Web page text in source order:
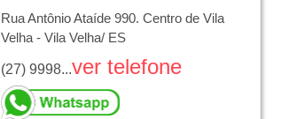
Rua Antônio Ataíde 990. Centro de Vila
Velha - Vila Velha/ ES
(27) 9998...ver telefone